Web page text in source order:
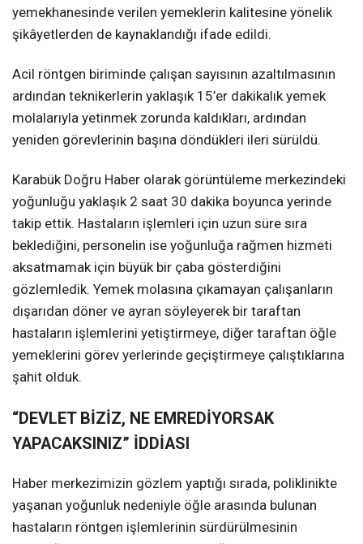
yemekhanesinde verilen yemeklerin kalitesine yönelik
şikâyetlerden de kaynaklandığı ifade edildi.
Acil röntgen biriminde çalışan sayısının azaltılmasının
ardından teknikerlerin yaklaşık 15’er dakikalık yemek
molalarıyla yetinmek zorunda kaldıkları, ardından
yeniden görevlerinin başına döndükleri ileri sürüldü.
Karabük Doğru Haber olarak görüntüleme merkezindeki
yoğunluğu yaklaşık 2 saat 30 dakika boyunca yerinde
takip ettik. Hastaların işlemleri için uzun süre sıra
beklediğini, personelin ise yoğunluğa rağmen hizmeti
aksatmamak için büyük bir çaba gösterdiğini
gözlemledik. Yemek molasına çıkamayan çalışanların
dışarıdan döner ve ayran söyleyerek bir taraftan
hastaların işlemlerini yetiştirmeye, diğer taraftan öğle
yemeklerini görev yerlerinde geçiştirmeye çalıştıklarına
şahit olduk.
“DEVLET BİZİZ, NE EMREDİYORSAK
YAPACAKSINIZ” İDDİASI
Haber merkezimizin gözlem yaptığı sırada, poliklinikte
yaşanan yoğunluk nedeniyle öğle arasında bulunan
hastaların röntgen işlemlerinin sürdürülmesinin